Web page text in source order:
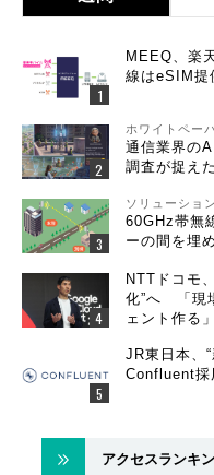
MEEQ、楽
線はeSIM提
ホワイトペー
通信業界の
調査が捉え
ソリューショ
60GHz帯無
ーの間を埋
NTTドコモ
化”へ 「現
ェント作る」
JR東日本、
Confluent採
アクセスランキ